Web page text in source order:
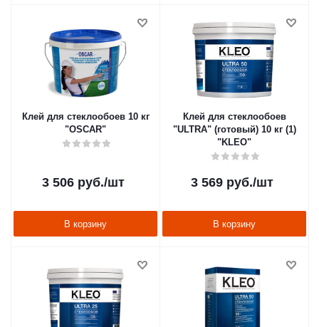
Клей для стеклообоев 10 кг
"OSCAR"
3 506руб./шт
В корзину
Клей для стеклообоев
"ULTRA" (готовый) 10 кг (1)
"KLEO"
3 569руб./шт
В корзину